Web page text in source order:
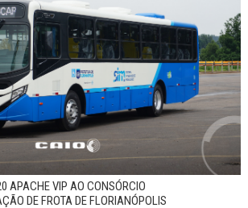
APACHE VIP AO CONSÓRCIO
DE FROTA DE FLORIANÓPOLIS